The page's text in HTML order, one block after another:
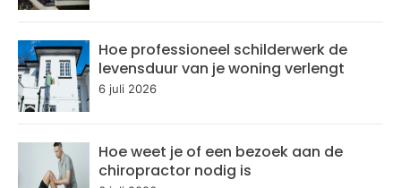
Hoe professioneel schilderwerk de
levensduur van je woning verlengt
6 juli 2026
Hoe weet je of een bezoek aan de
chiropractor nodig is